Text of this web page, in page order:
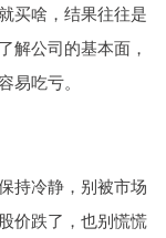
买啥，结果往往是
解公司的基本面，
易吃亏。
持冷静，别被市场
价跌了，也别慌慌